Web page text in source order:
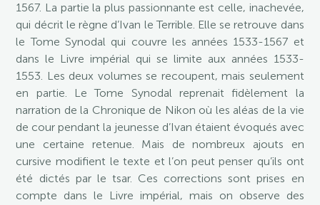
1567. La partie la plus passionnante est celle, inachevée,
qui décrit le règne d’Ivan le Terrible. Elle se retrouve dans
le Tome Synodal qui couvre les années 1533-1567 et
dans le Livre impérial qui se limite aux années 1533-
1553. Les deux volumes se recoupent, mais seulement
en partie. Le Tome Synodal reprenait fidèlement la
narration de la Chronique de Nikon où les aléas de la vie
de cour pendant la jeunesse d’Ivan étaient évoqués avec
une certaine retenue. Mais de nombreux ajouts en
cursive modifient le texte et l’on peut penser qu’ils ont
été dictés par le tsar. Ces corrections sont prises en
compte dans le Livre impérial, mais on observe des